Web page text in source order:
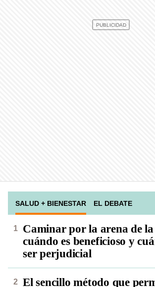
SALUD + BIENESTAR EL DEBATE
Caminar por la arena de
cuándo es beneficioso y
ser perjudicial
El sencillo método que